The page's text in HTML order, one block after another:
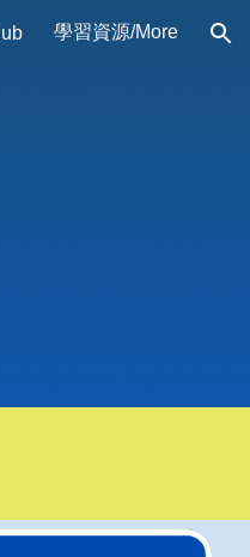
學習資源/More